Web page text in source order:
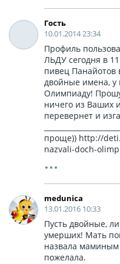
Гость
10.01.2014 23:34
Профиль
ЛЬДУ сегодня в
пивец Панайотов
двойные имена, у
Олимпиаду!
ничего из Ваших
перевернет и
проще)) http://
nazvali-doch-
medunica
13.01.2016 10:33
Пусть двойные,
умерших! Мать
назвала
пожелала.